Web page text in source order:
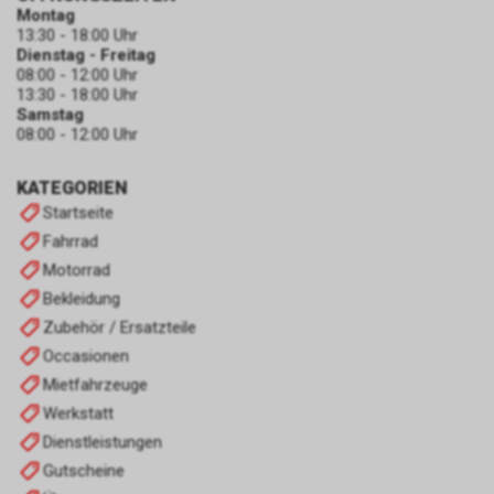
KATEGORIEN
Startseite
Fahrrad
Motorrad
Bekleidung
Zubehör / Ersatzteile
Occasionen
Mietfahrzeuge
Werkstatt
Dienstleistungen
Gutscheine
Montag
13:30 - 18:00 Uhr
Dienstag - Freitag
08:00 - 12:00 Uhr
13:30 - 18:00 Uhr
Samstag
08:00 - 12:00 Uhr